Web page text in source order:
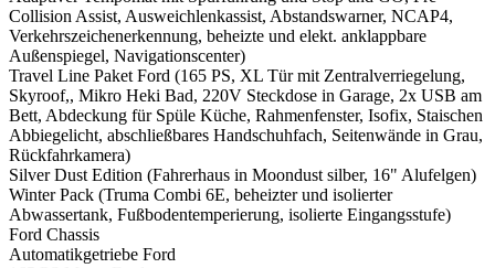
Collision Assist, Ausweichlenkassist, Abstandswarner, NCAP4,
Verkehrszeichenerkennung, beheizte und elekt. anklappbare
Außenspiegel, Navigationscenter)
Travel Line Paket Ford (165 PS, XL Tür mit Zentralverriegelung,
Skyroof,, Mikro Heki Bad, 220V Steckdose in Garage, 2x USB am
Bett, Abdeckung für Spüle Küche, Rahmenfenster, Isofix, Staischen
Abbiegelicht, abschließbares Handschuhfach, Seitenwände in Grau,
Rückfahrkamera)
Silver Dust Edition (Fahrerhaus in Moondust silber, 16" Alufelgen)
Winter Pack (Truma Combi 6E, beheizter und isolierter
Abwassertank, Fußbodentemperierung, isolierte Eingangsstufe)
Ford Chassis
Automatikgetriebe Ford